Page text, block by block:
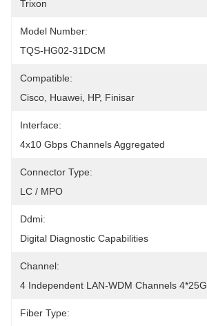
Trixon
Model Number:
TQS-HG02-31DCM
Compatible:
Cisco, Huawei, HP, Finisar
Interface:
4x10 Gbps Channels Aggregated
Connector Type:
LC / MPO
Ddmi:
Digital Diagnostic Capabilities
Channel:
4 Independent LAN-WDM Channels 4*25G
Fiber Type: